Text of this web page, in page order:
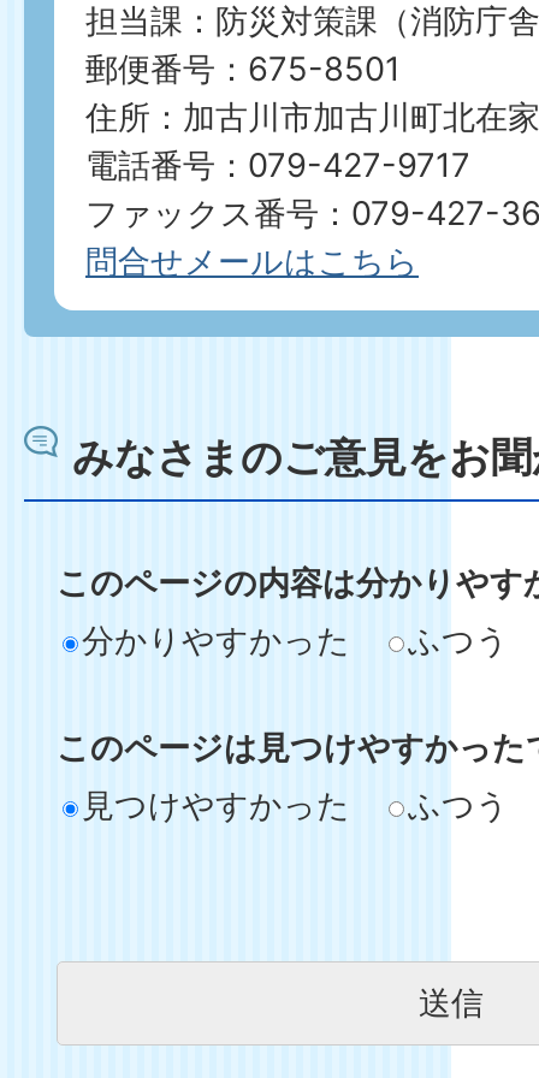
担当課：防災対策課（消防庁
郵便番号：675-8501
住所：加古川市加古川町北在
電話番号：079-427-9717
ファックス番号：079-427-
問合せメールはこちら
みなさまのご意見をお
このページの内容は分かりやす
分かりやすかった
ふつう
このページは見つけやすかった
見つけやすかった
ふつう